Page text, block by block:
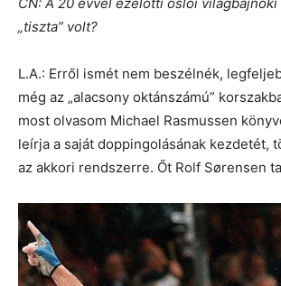
„tiszta” volt?
L.A.: Erről ismét nem beszélnék,
még az „alacsony oktánszámú”
most olvasom Michael Rasmussen
leírja a saját doppingolásának kezdetét,
az akkori rendszerre. Őt Rolf Sørensen